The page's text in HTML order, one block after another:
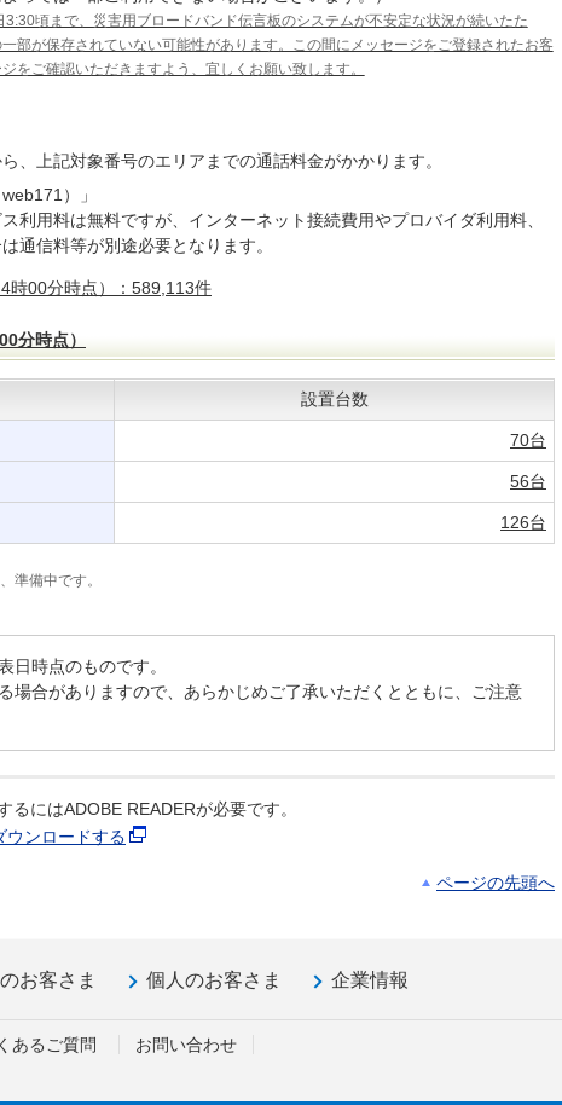
頃まで、災害用ブロードバンド伝言板のシステムが不安定な状況が続いたた
部が保存されていない可能性があります。この間にメッセージをご登録されたお客
をご確認いただきますよう、宜しくお願い致します。
、上記対象番号のエリアまでの通話料金がかかります。
）」
利用料は無料ですが、インターネット接続費用やプロバイダ利用料、
通信料等が別途必要となります。
4時00分時点）：589,113件
分時点）
設置台数
70台
56台
126台
準備中です。
日時点のものです。
場合がありますので、あらかじめご了承いただくとともに、ご注意
るにはADOBE READERが必要です。
ウンロードする
ページの先頭へ
お客さま 個人のお客さま 企業情報
あるご質問 お問い合わせ